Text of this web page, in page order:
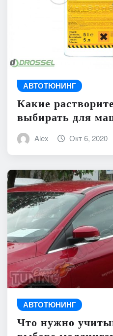
АВТОТЮНИНГ
Какие
выбирать для
Alex Окт 6, 2020
АВТОТЮНИНГ
Что нужно